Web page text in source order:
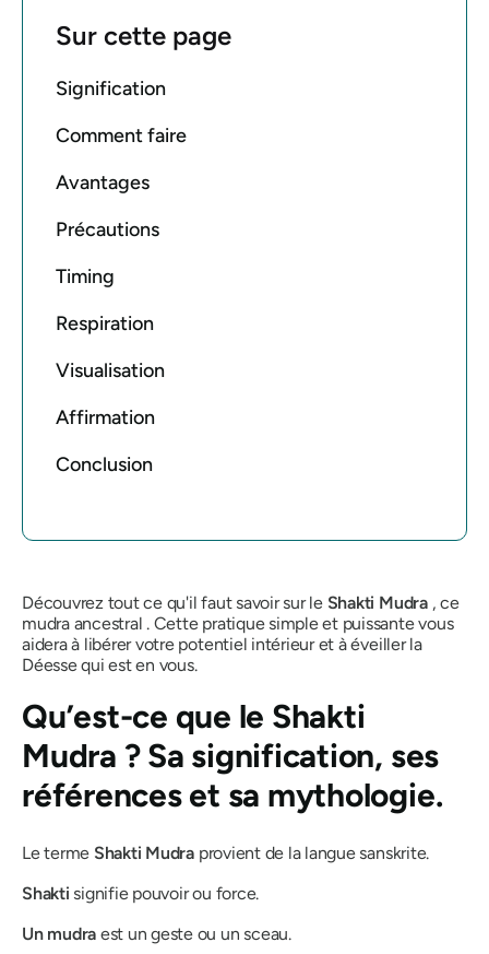
Sur cette page
Signification
Comment faire
Avantages
Précautions
Timing
Respiration
Visualisation
Affirmation
Conclusion
Découvrez tout ce qu'il faut savoir sur le Shakti Mudra, ce
mudraancestral . Cette pratique simple et puissante vous
aidera à libérer votre potentiel intérieur et à éveiller la
Déesse qui est en vous.
Qu’est-ce que le Shakti
Mudra ? Sa signification, ses
références et sa mythologie.
Le terme Shakti Mudraprovient de la langue sanskrite.
Shakti signifie pouvoir ou force.
Un mudra est un geste ou un sceau.